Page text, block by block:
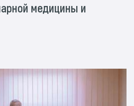
медицины и